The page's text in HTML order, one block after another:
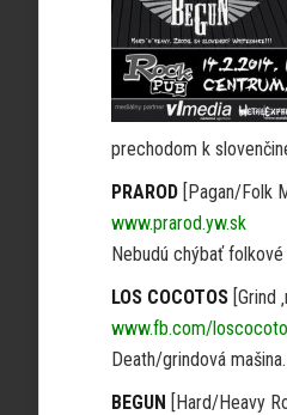
prechodom k
PRAROD [Pagan/Folk
www.prarod.yw.sk
Nebudú chýbať
LOS COCOTOS [Grind
www.fb.com/
Death/grindová mašina.
BEGUN [Hard/Heavy